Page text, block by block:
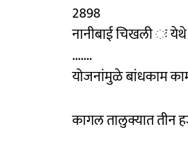
2898
नानीबाई चिखली ः
.......
योजनांमुळे बांधकाम
कागल तालुक्यात तीन